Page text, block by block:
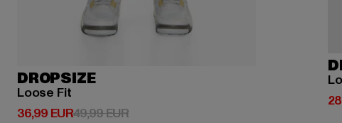
DROPSIZE
Loose Fit
36,99 EUR
Derzeitiger Preis: 36,99 EUR
49,99 EURAktionspreis: 49,99 EUR